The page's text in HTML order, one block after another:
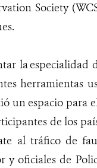
Society
laespecialidad
herramientas
un espacio para
de los
al tráfico de
y oficiales de